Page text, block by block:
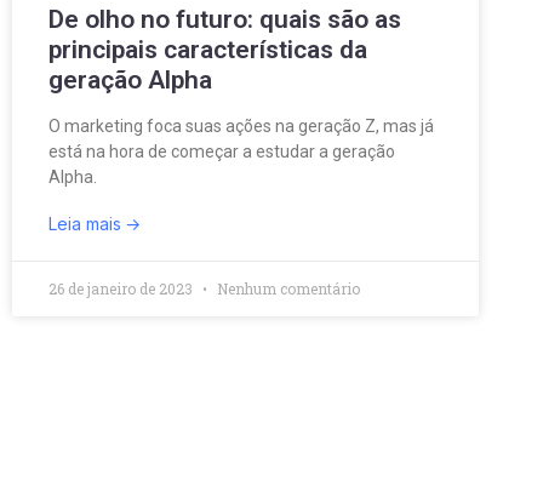
De olho no futuro: quais são as
principais características da
geração Alpha
O marketing foca suas ações na geração Z, mas já
está na hora de começar a estudar a geração
Alpha.
Leia mais
26 de janeiro de 2023 Nenhum comentário